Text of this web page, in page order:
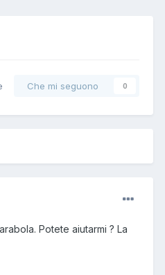
Che mi seguono 0
Potete aiutarmi ? La